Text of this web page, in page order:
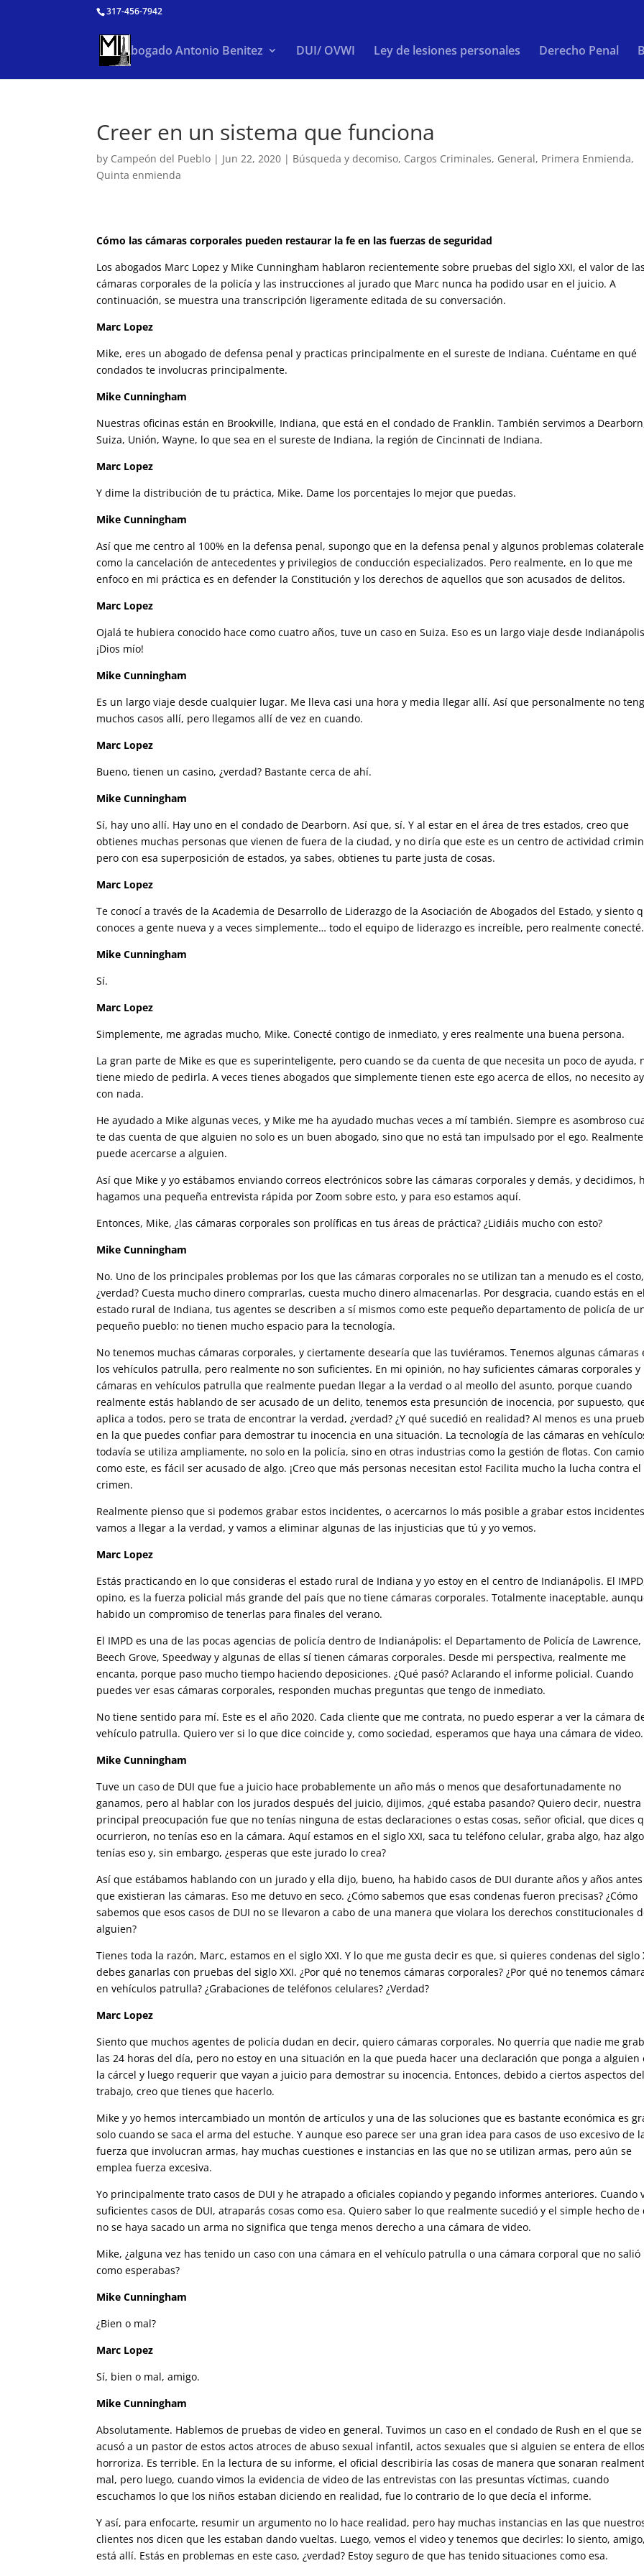
317-456-7942
Abogado Antonio Benitez DUI/ OVWI Ley de lesiones personales Derecho Penal
Creer en un sistema que funciona
by Campeón del Pueblo | Jun 22, 2020 | Búsqueda y decomiso, Cargos Criminales, General, Primera Enmienda,
Quinta enmienda
Cómo las cámaras corporales pueden restaurar la fe en las fuerzas de seguridad
Los abogados Marc Lopez y Mike Cunningham hablaron recientemente sobre pruebas del siglo XXI, el valor de las
cámaras corporales de la policía y las instrucciones al jurado que Marc nunca ha podido usar en el juicio. A
continuación, se muestra una transcripción ligeramente editada de su conversación.
Marc Lopez
Mike, eres un abogado de defensa penal y practicas principalmente en el sureste de Indiana. Cuéntame en qué
condados te involucras principalmente.
Mike Cunningham
Nuestras oficinas están en Brookville, Indiana, que está en el condado de Franklin. También servimos a
Suiza, Unión, Wayne, lo que sea en el sureste de Indiana, la región de Cincinnati de Indiana.
Marc Lopez
Y dime la distribución de tu práctica, Mike. Dame los porcentajes lo mejor que puedas.
Mike Cunningham
Así que me centro al 100% en la defensa penal, supongo que en la defensa penal y algunos problemas
como la cancelación de antecedentes y privilegios de conducción especializados. Pero realmente, en lo que me
enfoco en mi práctica es en defender la Constitución y los derechos de aquellos que son acusados de delitos.
Marc Lopez
Ojalá te hubiera conocido hace como cuatro años, tuve un caso en Suiza. Eso es un largo viaje desde
¡Dios mío!
Mike Cunningham
Es un largo viaje desde cualquier lugar. Me lleva casi una hora y media llegar allí. Así que personalmente no
muchos casos allí, pero llegamos allí de vez en cuando.
Marc Lopez
Bueno, tienen un casino, ¿verdad? Bastante cerca de ahí.
Mike Cunningham
Sí, hay uno allí. Hay uno en el condado de Dearborn. Así que, sí. Y al estar en el área de tres estados, creo que
obtienes muchas personas que vienen de fuera de la ciudad, y no diría que este es un centro de actividad
pero con esa superposición de estados, ya sabes, obtienes tu parte justa de cosas.
Marc Lopez
Te conocí a través de la Academia de Desarrollo de Liderazgo de la Asociación de Abogados del Estado, y siento
conoces a gente nueva y a veces simplemente… todo el equipo de liderazgo es increíble, pero realmente
Mike Cunningham
Sí.
Marc Lopez
Simplemente, me agradas mucho, Mike. Conecté contigo de inmediato, y eres realmente una buena persona.
La gran parte de Mike es que es superinteligente, pero cuando se da cuenta de que necesita un poco de ayuda,
tiene miedo de pedirla. A veces tienes abogados que simplemente tienen este ego acerca de ellos, no necesito
con nada.
He ayudado a Mike algunas veces, y Mike me ha ayudado muchas veces a mí también. Siempre es asombroso
te das cuenta de que alguien no solo es un buen abogado, sino que no está tan impulsado por el ego. Realmente
puede acercarse a alguien.
Así que Mike y yo estábamos enviando correos electrónicos sobre las cámaras corporales y demás, y decidimos,
hagamos una pequeña entrevista rápida por Zoom sobre esto, y para eso estamos aquí.
Entonces, Mike, ¿las cámaras corporales son prolíficas en tus áreas de práctica? ¿Lidiáis mucho con esto?
Mike Cunningham
No. Uno de los principales problemas por los que las cámaras corporales no se utilizan tan a menudo es el costo,
¿verdad? Cuesta mucho dinero comprarlas, cuesta mucho dinero almacenarlas. Por desgracia, cuando estás en el
estado rural de Indiana, tus agentes se describen a sí mismos como este pequeño departamento de policía de
pequeño pueblo: no tienen mucho espacio para la tecnología.
No tenemos muchas cámaras corporales, y ciertamente desearía que las tuviéramos. Tenemos algunas cámaras
los vehículos patrulla, pero realmente no son suficientes. En mi opinión, no hay suficientes cámaras corporales y
cámaras en vehículos patrulla que realmente puedan llegar a la verdad o al meollo del asunto, porque cuando
realmente estás hablando de ser acusado de un delito, tenemos esta presunción de inocencia, por supuesto,
aplica a todos, pero se trata de encontrar la verdad, ¿verdad? ¿Y qué sucedió en realidad? Al menos es una
en la que puedes confiar para demostrar tu inocencia en una situación. La tecnología de las cámaras en
todavía se utiliza ampliamente, no solo en la policía, sino en otras industrias como la gestión de flotas. Con
como este, es fácil ser acusado de algo. ¡Creo que más personas necesitan esto! Facilita mucho la lucha contra el
crimen.
Realmente pienso que si podemos grabar estos incidentes, o acercarnos lo más posible a grabar estos
vamos a llegar a la verdad, y vamos a eliminar algunas de las injusticias que tú y yo vemos.
Marc Lopez
Estás practicando en lo que consideras el estado rural de Indiana y yo estoy en el centro de Indianápolis. El
opino, es la fuerza policial más grande del país que no tiene cámaras corporales. Totalmente inaceptable,
habido un compromiso de tenerlas para finales del verano.
El IMPD es una de las pocas agencias de policía dentro de Indianápolis: el Departamento de Policía de Lawrence,
Beech Grove, Speedway y algunas de ellas sí tienen cámaras corporales. Desde mi perspectiva, realmente me
encanta, porque paso mucho tiempo haciendo deposiciones. ¿Qué pasó? Aclarando el informe policial. Cuando
puedes ver esas cámaras corporales, responden muchas preguntas que tengo de inmediato.
No tiene sentido para mí. Este es el año 2020. Cada cliente que me contrata, no puedo esperar a ver la cámara
vehículo patrulla. Quiero ver si lo que dice coincide y, como sociedad, esperamos que haya una cámara de video.
Mike Cunningham
Tuve un caso de DUI que fue a juicio hace probablemente un año más o menos que desafortunadamente no
ganamos, pero al hablar con los jurados después del juicio, dijimos, ¿qué estaba pasando? Quiero decir, nuestra
principal preocupación fue que no tenías ninguna de estas declaraciones o estas cosas, señor oficial, que dices
ocurrieron, no tenías eso en la cámara. Aquí estamos en el siglo XXI, saca tu teléfono celular, graba algo, haz
tenías eso y, sin embargo, ¿esperas que este jurado lo crea?
Así que estábamos hablando con un jurado y ella dijo, bueno, ha habido casos de DUI durante años y años
que existieran las cámaras. Eso me detuvo en seco. ¿Cómo sabemos que esas condenas fueron precisas? ¿Cómo
sabemos que esos casos de DUI no se llevaron a cabo de una manera que violara los derechos constitucionales
alguien?
Tienes toda la razón, Marc, estamos en el siglo XXI. Y lo que me gusta decir es que, si quieres condenas del siglo
debes ganarlas con pruebas del siglo XXI. ¿Por qué no tenemos cámaras corporales? ¿Por qué no tenemos
en vehículos patrulla? ¿Grabaciones de teléfonos celulares? ¿Verdad?
Marc Lopez
Siento que muchos agentes de policía dudan en decir, quiero cámaras corporales. No querría que nadie me
las 24 horas del día, pero no estoy en una situación en la que pueda hacer una declaración que ponga a alguien
la cárcel y luego requerir que vayan a juicio para demostrar su inocencia. Entonces, debido a ciertos aspectos del
trabajo, creo que tienes que hacerlo.
Mike y yo hemos intercambiado un montón de artículos y una de las soluciones que es bastante económica es
solo cuando se saca el arma del estuche. Y aunque eso parece ser una gran idea para casos de uso excesivo de
fuerza que involucran armas, hay muchas cuestiones e instancias en las que no se utilizan armas, pero aún se
emplea fuerza excesiva.
Yo principalmente trato casos de DUI y he atrapado a oficiales copiando y pegando informes anteriores. Cuando
suficientes casos de DUI, atraparás cosas como esa. Quiero saber lo que realmente sucedió y el simple hecho de
no se haya sacado un arma no significa que tenga menos derecho a una cámara de video.
Mike, ¿alguna vez has tenido un caso con una cámara en el vehículo patrulla o una cámara corporal que no salió
como esperabas?
Mike Cunningham
¿Bien o mal?
Marc Lopez
Sí, bien o mal, amigo.
Mike Cunningham
Absolutamente. Hablemos de pruebas de video en general. Tuvimos un caso en el condado de Rush en el que se
acusó a un pastor de estos actos atroces de abuso sexual infantil, actos sexuales que si alguien se entera de
horroriza. Es terrible. En la lectura de su informe, el oficial describiría las cosas de manera que sonaran
mal, pero luego, cuando vimos la evidencia de video de las entrevistas con las presuntas víctimas, cuando
escuchamos lo que los niños estaban diciendo en realidad, fue lo contrario de lo que decía el informe.
Y así, para enfocarte, resumir un argumento no lo hace realidad, pero hay muchas instancias en las que
clientes nos dicen que les estaban dando vueltas. Luego, vemos el video y tenemos que decirles: lo siento,
está allí. Estás en problemas en este caso, ¿verdad? Estoy seguro de que has tenido situaciones como esa.